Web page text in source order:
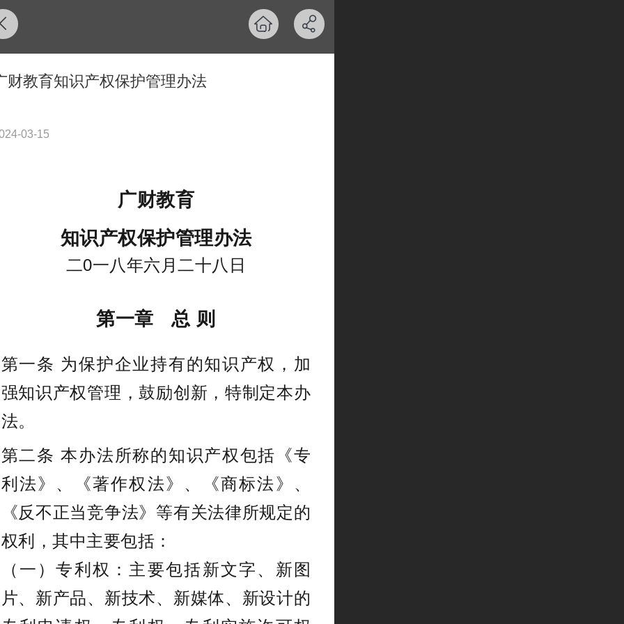
财教育知识产权保护管理办法
03-15
广财教育
知识产权保护管理办法
二0一八年六月二十八日
第一章 总 则
第一条 为保护企业持有的知识产权，加
强知识产权管理，鼓励创新，特制定本办
法。
第二条 本办法所称的知识产权包括《专
利法》、《著作权法》、《商标法》、
《反不正当竞争法》等有关法律所规定的
权利，其中主要包括：
（一）专利权：主要包括新文字、新图
片、新产品、新技术、新媒体、新设计的